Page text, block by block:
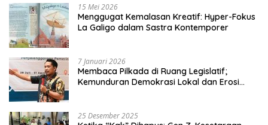
15 Mei 2026
Menggugat Kemalasan Kreatif: Hyper-Fokus
La Galigo dalam Sastra Kontemporer
7 Januari 2026
Membaca Pilkada di Ruang Legislatif;
Kemunduran Demokrasi Lokal dan Erosi
25 Desember 2025